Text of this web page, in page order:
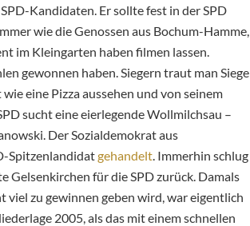
Kandidaten. Er sollte fest in der SPD
wie die Genossen aus Bochum-Hamme,
im Kleingarten haben filmen lassen.
gewonnen haben. Siegern traut man Siege
eine Pizza aussehen und von seinem
sucht eine eierlegende Wollmilchsau –
Der Sozialdemokrat aus
Spitzenlandidatgehandelt . Immerhin schlug
Gelsenkirchen für die SPD zurück. Damals
viel zu gewinnen geben wird, war eigentlich
2005, als das mit einem schnellen